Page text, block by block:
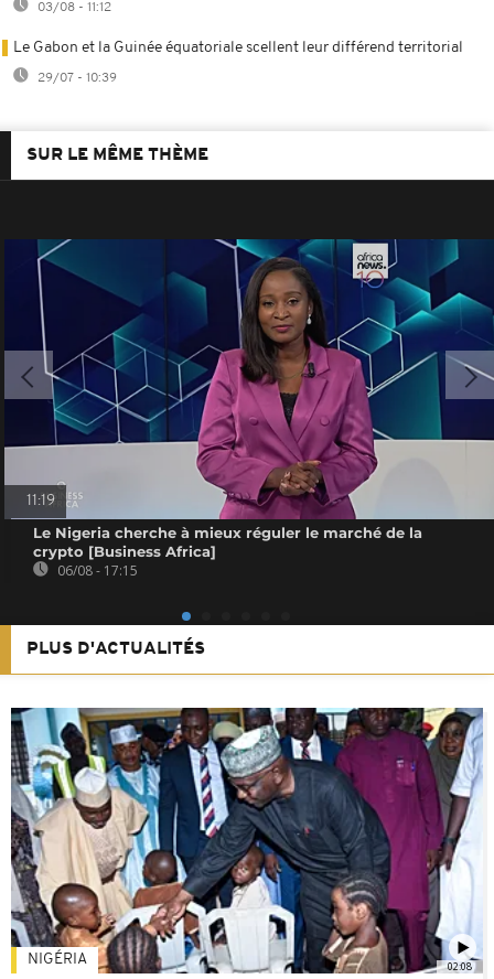
03/08 - 11:12
Le Gabon et la Guinée équatoriale scellent leur différend territorial
29/07 - 10:39
SUR LE MÊME THÈME
11:19
Le Nigeria cherche à mieux réguler le marché de la
crypto [Business Africa]
06/08 - 17:15
PLUS D'ACTUALITÉS
02:08
NIGÉRIA